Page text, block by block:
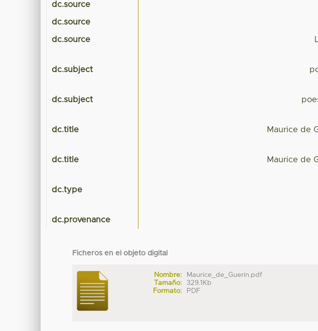
dc.source
dc.source
dc.source
dc.subject
dc.subject
dc.title Maurice de
dc.title Maurice de
dc.type
dc.provenance
Ficheros en el objeto digital
Nombre:
Maurice_de_Guerin.pdf
Tamaño:
329.1Kb
Formato:
PDF